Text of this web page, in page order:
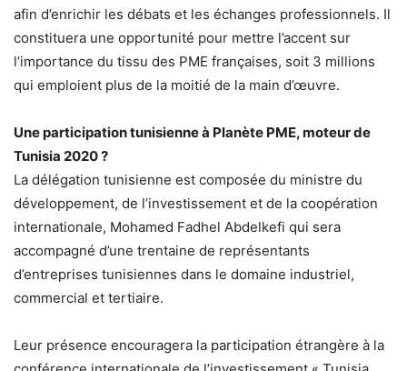
afin d’enrichir les débats et les échanges professionnels. Il
constituera une opportunité pour mettre l’accent sur
l’importance du tissu des PME françaises, soit 3 millions
qui emploient plus de la moitié de la main d’œuvre.
Une participation tunisienne à Planète PME, moteur de
Tunisia 2020 ?
La délégation tunisienne est composée du ministre du
développement, de l’investissement et de la coopération
internationale, Mohamed Fadhel Abdelkefi qui sera
accompagné d’une trentaine de représentants
d’entreprises tunisiennes dans le domaine industriel,
commercial et tertiaire.
Leur présence encouragera la participation étrangère à la